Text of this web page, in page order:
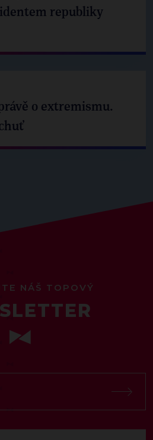
republiky
o extremismu.
NÁŠ TOPOVÝ